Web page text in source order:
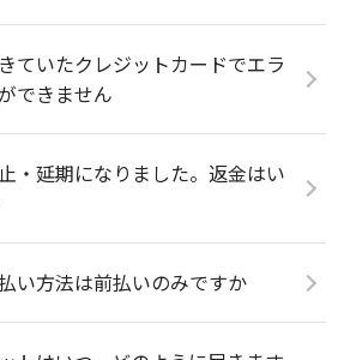
ていたクレジットカードでエラ
できません
・延期になりました。返金はい
い方法は前払いのみですか